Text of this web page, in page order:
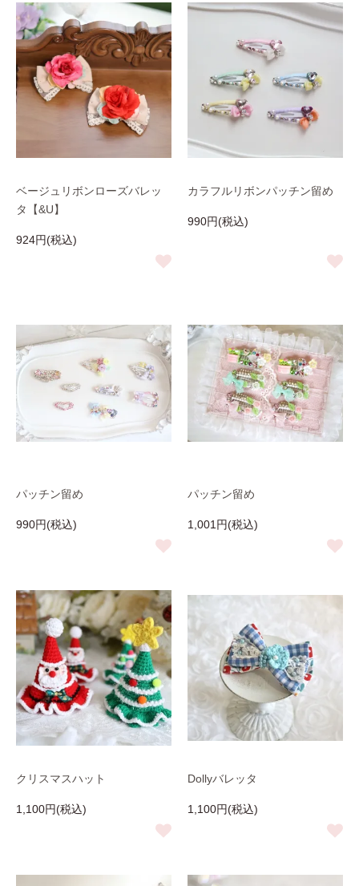
ベージュリボンローズバレッ
タ【&U】
924円(税込)
カラフルリボンパッチン留め
990円(税込)
パッチン留め
990円(税込)
パッチン留め
1,001円(税込)
クリスマスハット
1,100円(税込)
Dollyバレッタ
1,100円(税込)